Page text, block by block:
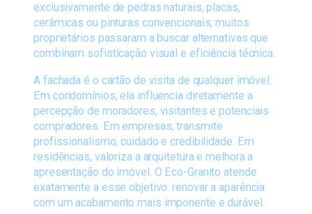
exclusivamente de pedras naturais, placas,
cerâmicas ou pinturas convencionais, muitos
proprietários passaram a buscar alternativas que
combinam sofisticação visual e eficiência técnica.
A fachada é o cartão de visita de qualquer imóvel.
Em condomínios, ela influencia diretamente a
percepção de moradores, visitantes e potenciais
compradores. Em empresas, transmite
profissionalismo, cuidado e credibilidade. Em
residências, valoriza a arquitetura e melhora a
apresentação do imóvel. O Eco-Granito atende
exatamente a esse objetivo: renovar a aparência
com um acabamento mais imponente e durável.